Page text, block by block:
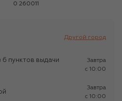
0 260011
Другой город
6 пунктов выдачи
Завтра
c 10:00
Завтра
c 10:00